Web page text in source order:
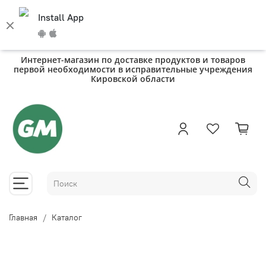
Install App
Интернет-магазин по доставке продуктов и товаров
первой необходимости в исправительные учреждения
Кировской области
Главная Каталог